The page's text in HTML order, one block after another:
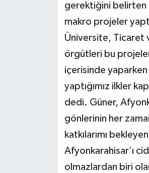
gerektiğini belirten
makro projeler
Üniversite, Ticaret
örgütleri bu
içerisinde
yaptığımız ilkler
dedi. Güner,
gönlerinin her
katkılarımı
Afyonkarahisar’ı
olmazlardan biri